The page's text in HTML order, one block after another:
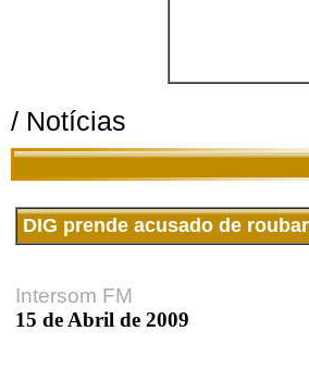
/ Notícias
DIG prende acusado de
Intersom FM
15 de Abril de 2009